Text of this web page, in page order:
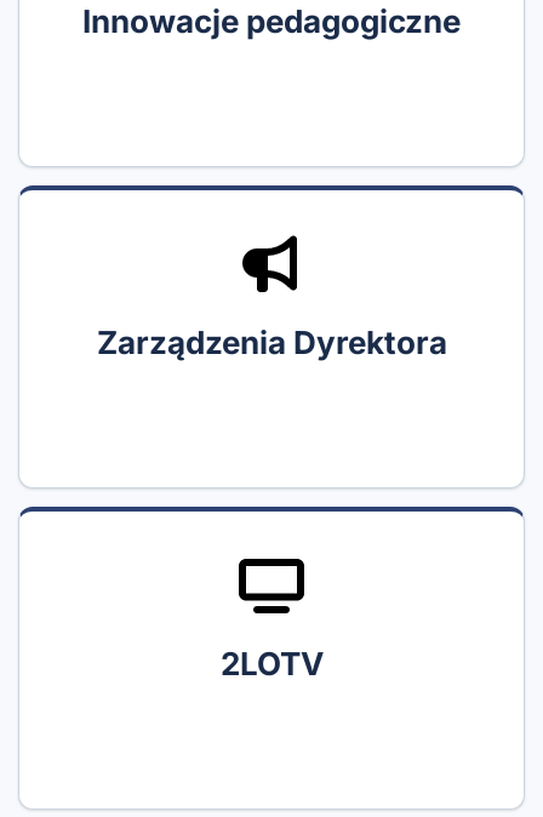
Innowacje pedagogiczne
Zarządzenia Dyrektora
2LOTV